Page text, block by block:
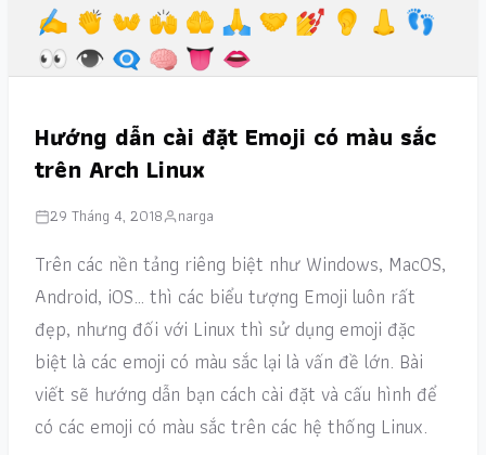
Hướng dẫn cài đặt Emoji có màu sắc
trên Arch Linux
29 Tháng 4, 2018 narga
Trên các nền tảng riêng biệt như Windows, MacOS,
Android, iOS… thì các biểu tượng Emoji luôn rất
đẹp, nhưng đối với Linux thì sử dụng emoji đặc
biệt là các emoji có màu sắc lại là vấn đề lớn. Bài
viết sẽ hướng dẫn bạn cách cài đặt và cấu hình để
có các emoji có màu sắc trên các hệ thống Linux.